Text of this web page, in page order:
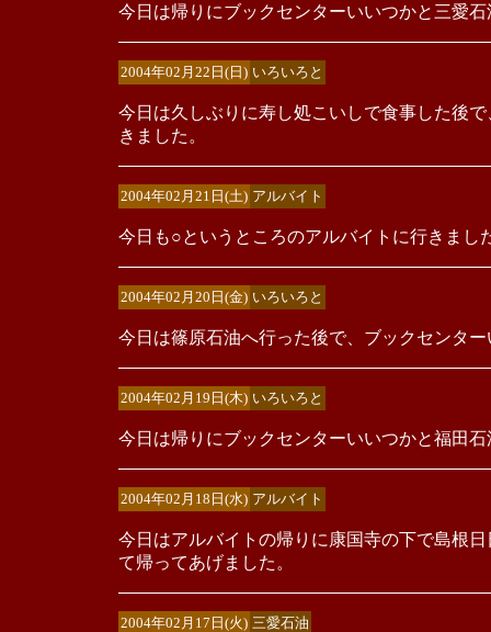
今日は帰りにブックセンターいいつかと三愛
2004年02月22日(日) いろいろと
今日は久しぶりに寿し処こいしで食事した後
きました。
2004年02月21日(土) アルバイト
今日も○というところのアルバイトに行きまし
2004年02月20日(金) いろいろと
今日は篠原石油へ行った後で、ブックセンタ
2004年02月19日(木) いろいろと
今日は帰りにブックセンターいいつかと福田
2004年02月18日(水) アルバイト
今日はアルバイトの帰りに康国寺の下で島根
て帰ってあげました。
2004年02月17日(火) 三愛石油